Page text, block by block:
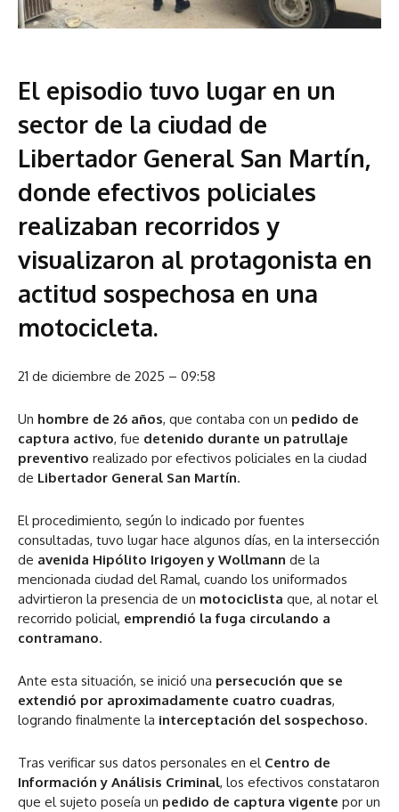
El episodio tuvo lugar en un
sector de la ciudad de
Libertador General San Martín,
donde efectivos policiales
realizaban recorridos y
visualizaron al protagonista en
actitud sospechosa en una
motocicleta.
21 de diciembre de 2025 – 09:58
Un hombre de 26 años, que contaba con un pedido de
captura activo, fue detenido durante un patrullaje
preventivo realizado por efectivos policiales en la ciudad
de Libertador General San Martín.
El procedimiento, según lo indicado por fuentes
consultadas, tuvo lugar hace algunos días, en la intersección
de avenida Hipólito Irigoyen y Wollmann de la
mencionada ciudad del Ramal, cuando los uniformados
advirtieron la presencia de un motociclista que, al notar el
recorrido policial, emprendió la fuga circulando a
contramano.
Ante esta situación, se inició una persecución que se
extendió por aproximadamente cuatro cuadras,
logrando finalmente la interceptación del sospechoso.
Tras verificar sus datos personales en el Centro de
Información y Análisis Criminal, los efectivos constataron
que el sujeto poseía un pedido de captura vigente por un